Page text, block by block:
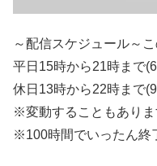
～配信スケジュール～
平日15時から21時まで
休日13時から22時まで
※変動することもありま
※100時間でいったん終